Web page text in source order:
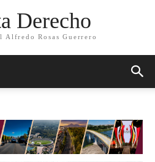
Derecho
Alfredo Rosas Guerrero